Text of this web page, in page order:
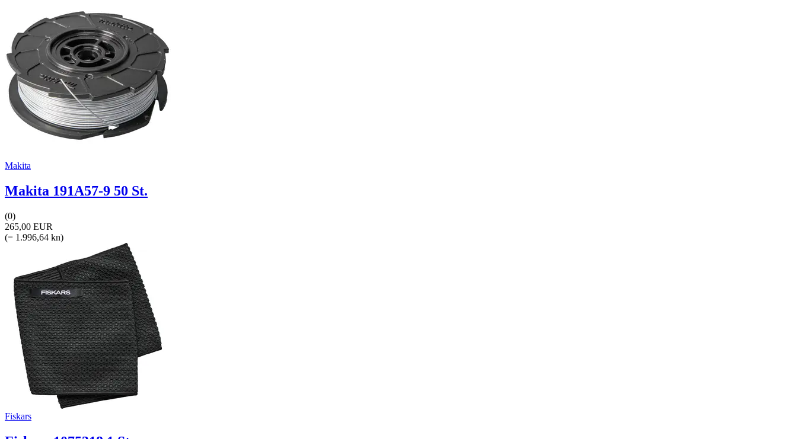
Makita
Makita 191A57-9 50 St.
(0)
265,00 EUR
(= 1.996,64 kn)
Fiskars